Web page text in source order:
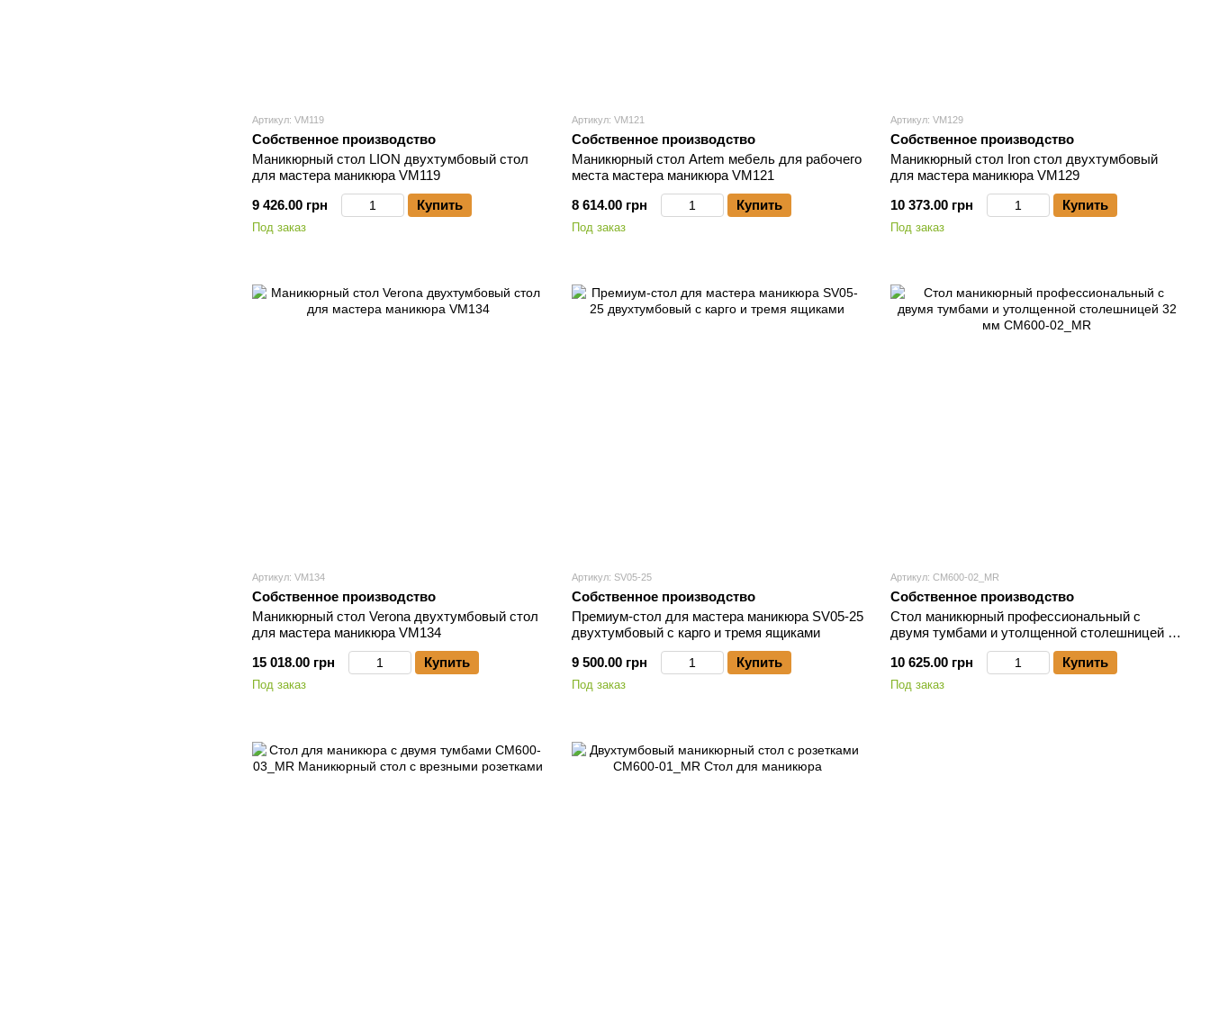
Артикул: VM119
Собственное производство
Маникюрный стол LION двухтумбовый стол
для мастера маникюра VM119
9 426.00 грн
Купить
Под заказ
Артикул: VM121
Собственное производство
Маникюрный стол Artem мебель для рабочего
места мастера маникюра VM121
8 614.00 грн
Купить
Под заказ
Артикул: VM129
Собственное производство
Маникюрный стол Iron стол двухтумбовый
для мастера маникюра VM129
10 373.00 грн
Купить
Под заказ
Артикул: VM134
Собственное производство
Маникюрный стол Verona двухтумбовый стол
для мастера маникюра VM134
15 018.00 грн
Купить
Под заказ
Артикул: SV05-25
Собственное производство
Премиум-стол для мастера маникюра SV05-25
двухтумбовый с карго и тремя ящиками
9 500.00 грн
Купить
Под заказ
Артикул: СМ600-02_МR
Собственное производство
Стол маникюрный профессиональный с
двумя тумбами и утолщенной столешницей 32
мм СМ600-02_МR
10 625.00 грн
Купить
Под заказ